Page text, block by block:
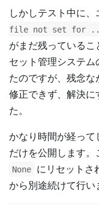
しかしテスト中に
file not set for
がまだ残っている
セット管理システ
たのですが、残念
修正できず、解決に
た。
かなり時間が経って
だけを公開します
None
にリセットさ
から別途続けて行い